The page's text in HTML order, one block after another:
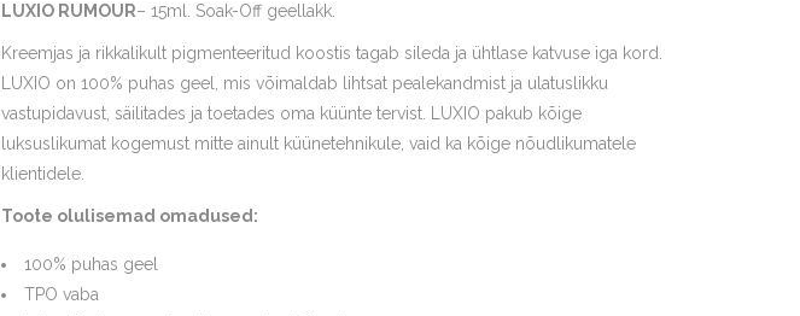
LUXIO RUMOUR– 15ml. Soak-Off geellakk.
Kreemjas ja rikkalikult pigmenteeritud koostis tagab sileda ja ühtlase katvuse iga kord.
LUXIO on 100% puhas geel, mis võimaldab lihtsat pealekandmist ja ulatuslikku
vastupidavust, säilitades ja toetades oma küünte tervist. LUXIO pakub kõige
luksuslikumat kogemust mitte ainult küünetehnikule, vaid ka kõige nõudlikumatele
klientidele.
Toote olulisemad omadused:
100% puhas geel
TPO vaba